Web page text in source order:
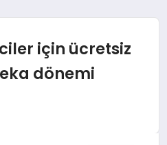
için ücretsiz
dönemi